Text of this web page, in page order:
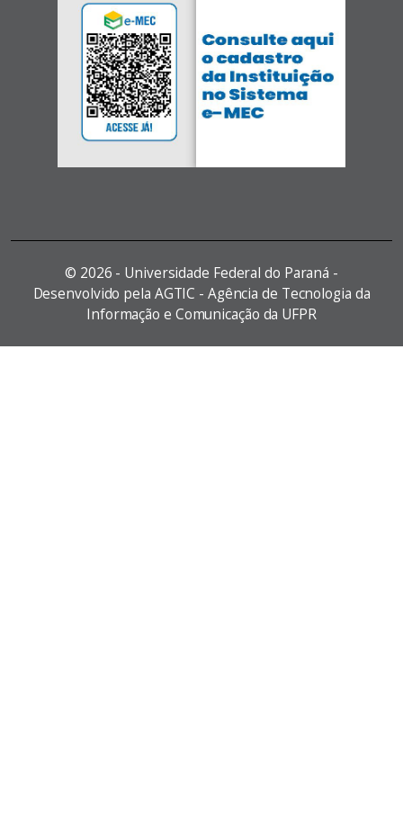
© 2026 - Universidade Federal do Paraná -
Desenvolvido pela AGTIC - Agência de Tecnologia da
Informação e Comunicação da UFPR